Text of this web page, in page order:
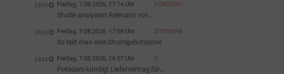
E&M Freitag, 7.08.2026, 17:14 Uhr FÖRDERUNG
Studie analysiert Relevanz von
E&M Freitag, 7.08.2026, 17:08 Uhr STROMNETZ
So teilt man eine Stromgebotszone
E&M Freitag, 7.08.2026, 16:57 Uhr
E-
FAHRZEUGE
Potsdam kündigt Liefervertrag für